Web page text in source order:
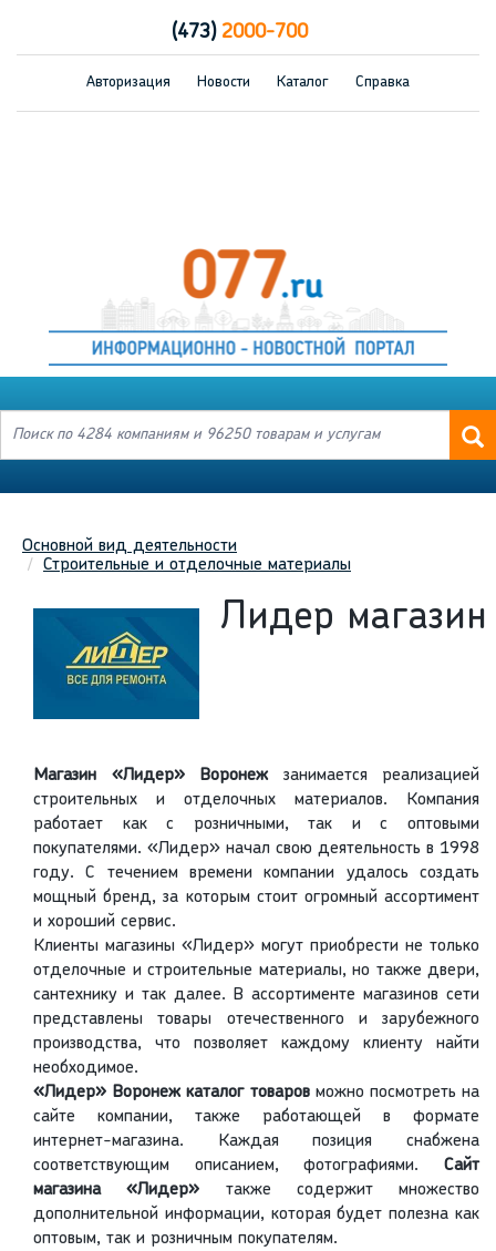
(473)2000-700
Авторизация Новости Каталог Справка
Основной вид деятельности
Строительные и отделочные материалы
Лидер магазин
Магазин «Лидер» Воронеж занимается реализацией
строительных и отделочных материалов. Компания
работает как с розничными, так и с оптовыми
покупателями. «Лидер» начал свою деятельность в 1998
году. С течением времени компании удалось создать
мощный бренд, за которым стоит огромный ассортимент
и хороший сервис.
Клиенты магазины «Лидер» могут приобрести не только
отделочные и строительные материалы, но также двери,
сантехнику и так далее. В ассортименте магазинов сети
представлены товары отечественного и зарубежного
производства, что позволяет каждому клиенту найти
необходимое.
«Лидер» Воронеж каталог товаровможно посмотреть на
сайте компании, также работающей в формате
интернет-магазина. Каждая позиция снабжена
соответствующим описанием, фотографиями. Сайт
магазина «Лидер» также содержит множество
дополнительной информации, которая будет полезна как
оптовым, так и розничным покупателям.